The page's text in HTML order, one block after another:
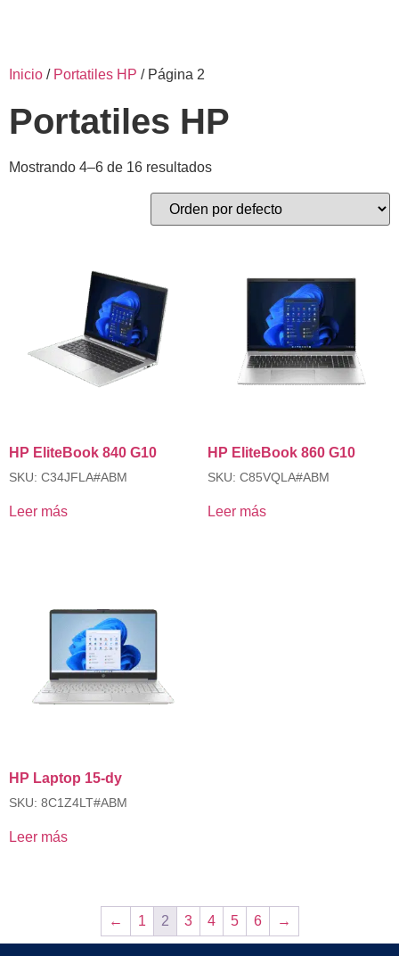
Inicio / Portatiles HP / Página 2
Portatiles HP
Mostrando 4–6 de 16 resultados
HP EliteBook 840 G10
SKU: C34JFLA#ABM
Leer más
HP EliteBook 860 G10
SKU: C85VQLA#ABM
Leer más
HP Laptop 15-dy
SKU: 8C1Z4LT#ABM
Leer más
← 1 2 3 4 5 6 →